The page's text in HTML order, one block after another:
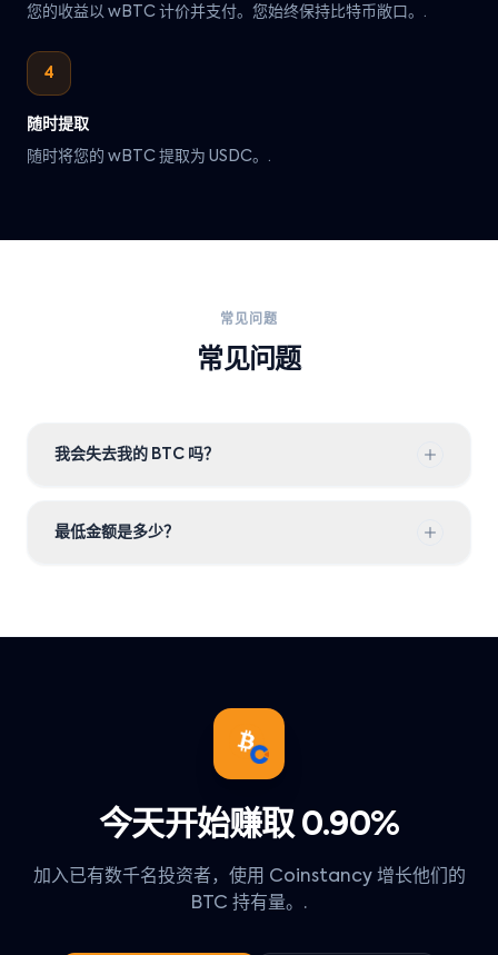
您的收益以 wBTC 计价并支付。您始终保持比特币敞口。.
4
随时提取
随时将您的 wBTC 提取为 USDC。.
常见问题
常见问题
我会失去我的 BTC 吗？
最低金额是多少？
今天开始赚取 0.90%
加入已有数千名投资者，使用 Coinstancy 增长他们的
BTC 持有量。.